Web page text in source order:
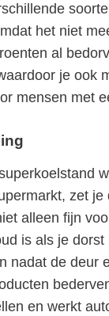
het niet
al
je ook
mensen met
zet
alleen fijn
is als je
nadat de deur
en werkt